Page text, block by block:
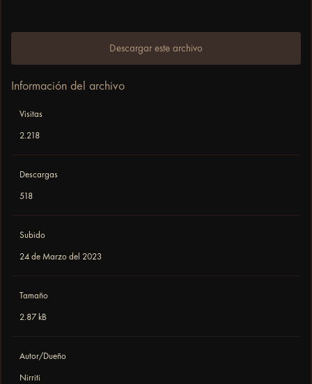
Descargar este archivo
Información del archivo
Visitas
2.218
Descargas
518
Subido
24 de Marzo del 2023
Tamaño
2.87 kB
Autor/Dueño
Nirriti